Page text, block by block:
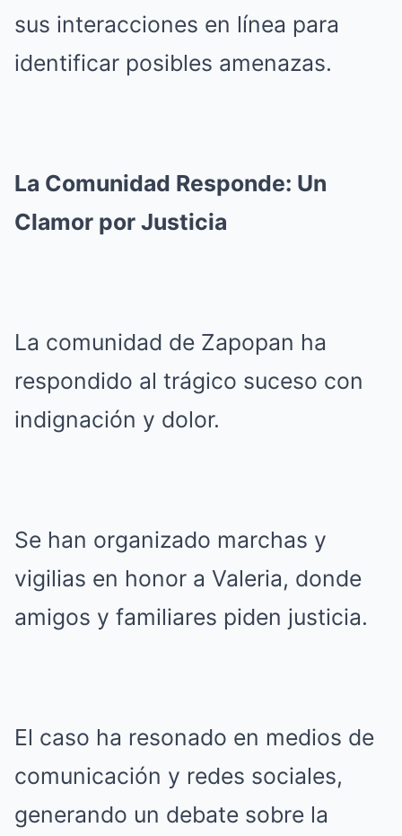
sus interacciones en línea para
identificar posibles amenazas.
La Comunidad Responde: Un
Clamor por Justicia
La comunidad de Zapopan ha
respondido al trágico suceso con
indignación y dolor.
Se han organizado marchas y
vigilias en honor a Valeria, donde
amigos y familiares piden justicia.
El caso ha resonado en medios de
comunicación y redes sociales,
generando un debate sobre la